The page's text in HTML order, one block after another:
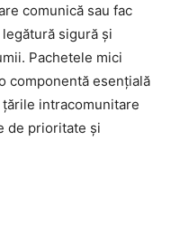
comunică sau fac
sigură și
Pachetele mici
componentă esențială
intracomunitare
de prioritate și